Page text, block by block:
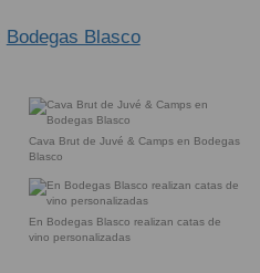
Bodegas Blasco
Cava Brut de Juvé & Camps en Bodegas
Blasco
En Bodegas Blasco realizan catas de
vino personalizadas